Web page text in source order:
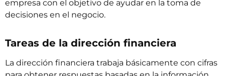
empresa con el objetivo de ayudar en la toma de
decisiones en el negocio.
Tareas de la dirección financiera
La dirección financiera trabaja básicamente con cifras